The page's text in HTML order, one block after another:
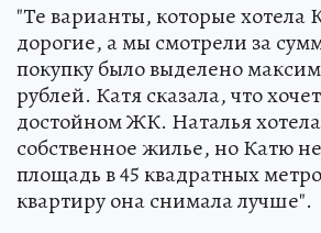
"Те варианты, которые хотела
дорогие, а мы смотрели за
покупку было выделено
рублей. Катя сказала, что
достойном ЖК. Наталья
собственное жилье, но Катю
площадь в 45 квадратных
квартиру она снимала лучше".